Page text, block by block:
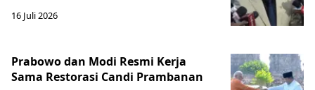
16 Juli 2026
Prabowo dan Modi Resmi Kerja
Sama Restorasi Candi Prambanan